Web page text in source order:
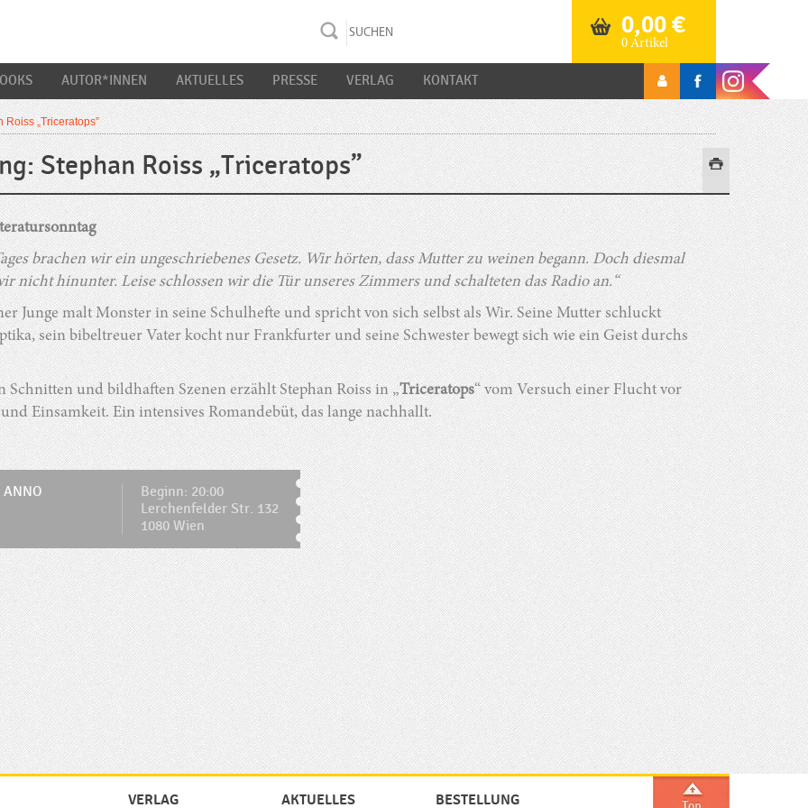
0,00€
0 Artikel
AUTOR*INNEN AKTUELLES PRESSE VERLAG KONTAKT
Roiss „Triceratops”
Stephan Roiss „Triceratops”
brachen wir ein ungeschriebenes Gesetz. Wir hörten, dass Mutter zu weinen begann. Doch diesmal
nicht hinunter. Leise schlossen wir die Tür unseres Zimmers und schalteten das Radio an.“
Junge malt Monster in seine Schulhefte und spricht von sich selbst als Wir. Seine Mutter schluckt
sein bibeltreuer Vater kocht nur Frankfurter und seine Schwester bewegt sich wie ein Geist durchs
Schnitten und bildhaften Szenen erzählt Stephan Roiss in „Triceratops“ vom Versuch einer Flucht vor
Einsamkeit. Ein intensives Romandebüt, das lange nachhallt.
ANNO
Beginn: 20:00
Lerchenfelder Str. 132
1080 Wien
VERLAG AKTUELLES BESTELLUNG